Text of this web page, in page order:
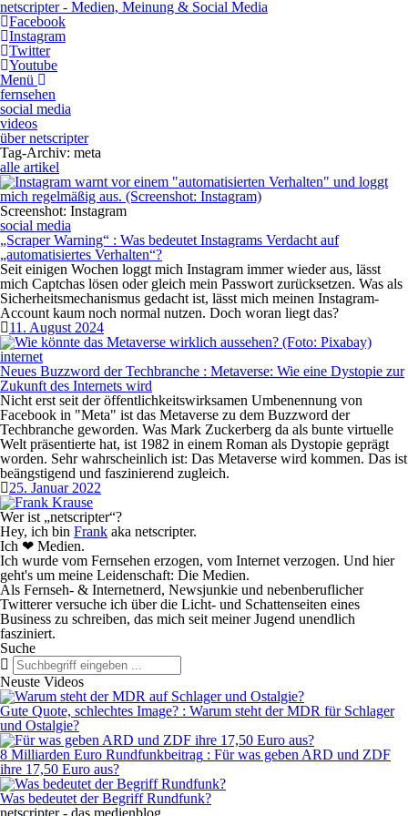
netscripter - Medien, Meinung & Social Media
Facebook
Instagram
Twitter
Youtube
Menü
fernsehen
social media
videos
über netscripter
Tag-Archiv: meta
alle artikel
Screenshot: Instagram
social media
„Scraper Warning“ : Was bedeutet Instagrams Verdacht auf
„automatisiertes Verhalten“?
Seit einigen Wochen loggt mich Instagram immer wieder aus, lässt
mich Captchas lösen oder gleich mein Passwort zurücksetzen. Was als
Sicherheitsmechanismus gedacht ist, lässt mich meinen Instagram-
Account kaum noch normal nutzen. Doch woran liegt das?
11. August 2024
internet
Neues Buzzword der Techbranche : Metaverse: Wie eine Dystopie zur
Zukunft des Internets wird
Nicht erst seit der öffentlichkeitswirksamen Umbenennung von
Facebook in "Meta" ist das Metaverse zu dem Buzzword der
Techbranche geworden. Was Mark Zuckerberg da als bunte virtuelle
Welt präsentierte hat, ist 1982 in einem Roman als Dystopie geprägt
worden. Sehr wahrscheinlich ist: Das Metaverse wird kommen. Das ist
beängstigend und faszinierend zugleich.
25. Januar 2022
Wer ist „netscripter“?
Hey, ich bin Frank aka netscripter.
Ich ❤ Medien.
Ich wurde vom Fernsehen erzogen, vom Internet verzogen. Und hier
geht's um meine Leidenschaft: Die Medien.
Als Fernseh- & Internetnerd, Newsjunkie und nebenberuflicher
Twitterer versuche ich über die Licht- und Schattenseiten eines
Business zu schreiben, das mich seit meiner Jugend unendlich
fasziniert.
Suche
Neuste Videos
Gute Quote, schlechtes Image? : Warum steht der MDR für Schlager
und Ostalgie?
8 Milliarden Euro Rundfunkbeitrag : Für was geben ARD und ZDF
ihre 17,50 Euro aus?
Was bedeutet der Begriff Rundfunk?
netscripter - das medienblog